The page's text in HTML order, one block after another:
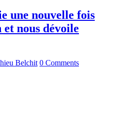
une nouvelle fois
nous dévoile
Belchit 0 Comments